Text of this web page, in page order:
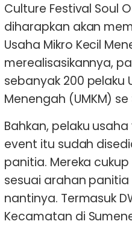
Culture Festival Soul
diharapkan akan
Usaha Mikro Kecil
merealisasikannya,
sebanyak 200 pelaku
Menengah (UMKM)
Bahkan, pelaku
event itu sudah
panitia. Mereka
sesuai arahan
nantinya. Termasuk
Kecamatan di